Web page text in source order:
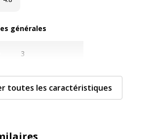
générales
3
Stylos et crayons
toutes les caractéristiques